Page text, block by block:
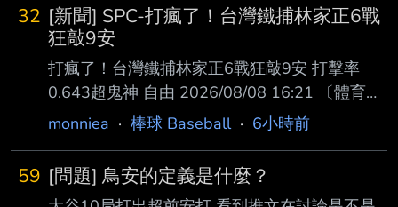
32 [新聞] SPC-打瘋了！台灣鐵捕林家正6戰
狂敲9安
打瘋了！台灣鐵捕林家正6戰狂敲9安 打擊率
0.643超鬼神 自由 2026/08/08 16:21 〔體育中
心／綜合報導〕效力日本火腿的台灣鐵捕林家正
支安打，近6戰狂敲9安，狀態絕好調。 林家正
近年在國際賽場爆紅，在本壘後方率領台灣隊奪
monniea · 棒球 Baseball· 6小時前
59 [問題] 鳥安的定義是什麼？